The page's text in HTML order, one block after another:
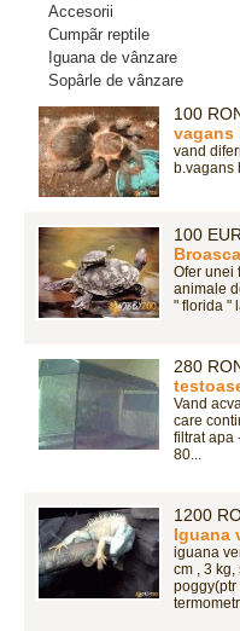
Accesorii
Cumpãr reptile
Iguana de vânzare
Sopârle de vânzare
100
vagans
vand
b.vagans
100
Ofer unei
animale
" florida "
280
Vand
care
filtrat apa
80...
1200
Iguana
iguana
cm , 3
poggy(ptr